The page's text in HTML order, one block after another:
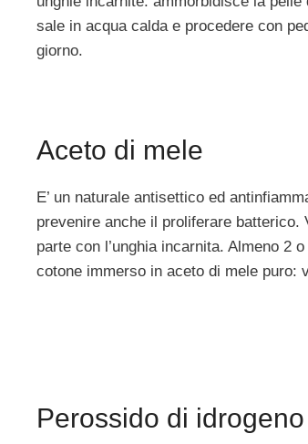
sale in acqua calda e procedere con
giorno.
Aceto di mele
E’ un naturale antisettico ed
prevenire anche il proliferare batterico.
parte con l’unghia incarnita. Almeno 2
cotone immerso in aceto di mele puro:
Perossido di